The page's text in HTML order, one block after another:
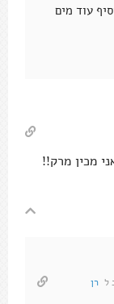
מוסיף עוד מים
מכין מרק!!
ל רן